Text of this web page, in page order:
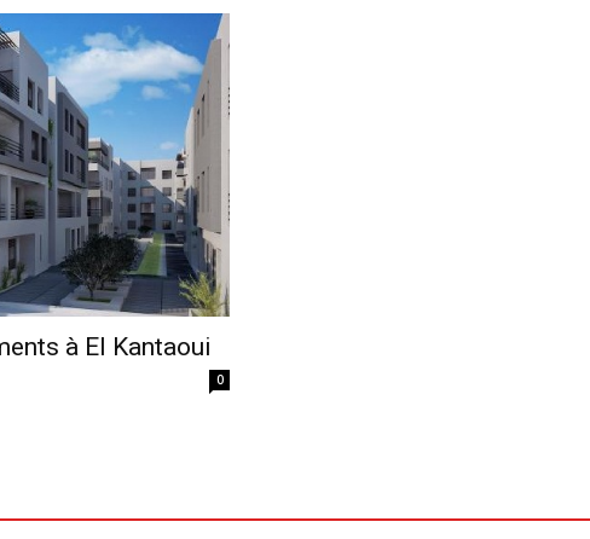
à El Kantaoui
0